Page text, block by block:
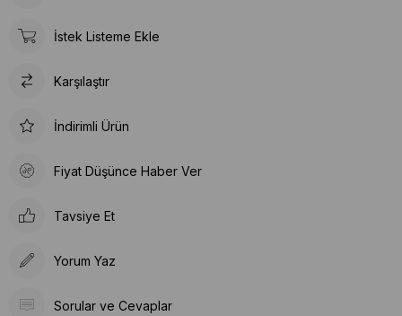
İstek Listeme Ekle
Karşılaştır
İndirimli Ürün
Fiyat Düşünce Haber Ver
Tavsiye Et
Yorum Yaz
Sorular ve Cevaplar